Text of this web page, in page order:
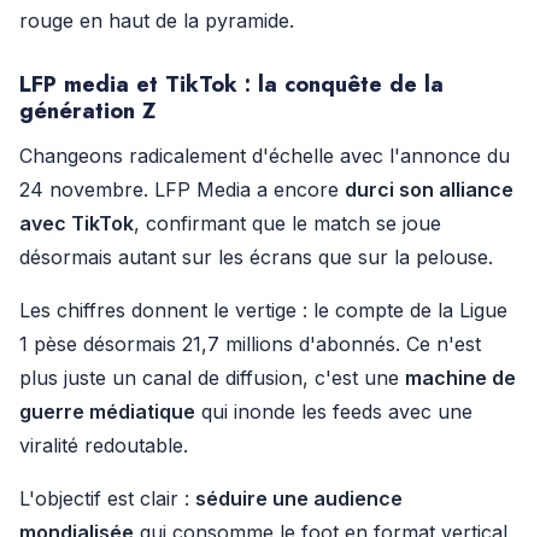
rouge en haut de la pyramide.
LFP media et TikTok : la conquête de la
génération Z
Changeons radicalement d'échelle avec l'annonce du
24 novembre. LFP Media a encore durci son alliance
avec TikTok, confirmant que le match se joue
désormais autant sur les écrans que sur la pelouse.
Les chiffres donnent le vertige : le compte de la Ligue
1 pèse désormais 21,7 millions d'abonnés. Ce n'est
plus juste un canal de diffusion, c'est une machine de
guerre médiatique qui inonde les feeds avec une
viralité redoutable.
L'objectif est clair : séduire une audience
mondialisée qui consomme le foot en format vertical